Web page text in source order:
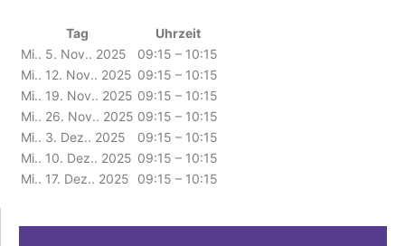
Tag
Uhrzeit
Mi.. 5. Nov.. 2025
09:15 – 10:15
Mi.. 12. Nov.. 2025 09:15 – 10:15
Mi.. 19. Nov.. 2025 09:15 – 10:15
Mi.. 26. Nov.. 2025 09:15 – 10:15
Mi.. 3. Dez.. 2025
09:15 – 10:15
Mi.. 10. Dez.. 2025 09:15 – 10:15
Mi.. 17. Dez.. 2025
09:15 – 10:15